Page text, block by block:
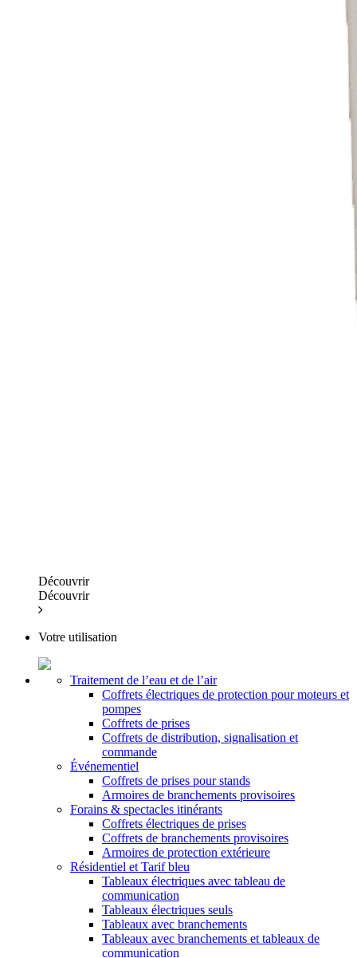
Découvrir
Découvrir
Votre utilisation
Traitement de l’eau et de l’air
Coffrets électriques de protection pour moteurs et
pompes
Coffrets de prises
Coffrets de distribution, signalisation et
commande
Événementiel
Coffrets de prises pour stands
Armoires de branchements provisoires
Forains & spectacles itinérants
Coffrets électriques de prises
Coffrets de branchements provisoires
Armoires de protection extérieure
Résidentiel et Tarif bleu
Tableaux électriques avec tableau de
communication
Tableaux électriques seuls
Tableaux avec branchements
Tableaux avec branchements et tableaux de
communication